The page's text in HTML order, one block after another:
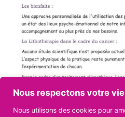
Nous respectons votre
Nous utilisons des cookies pour